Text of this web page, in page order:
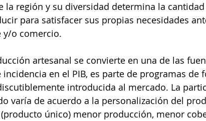
la región y su diversidad determina la
para satisfacer sus propias necesidades
y/o comercio.
artesanal se convierte en una de las
en el PIB, es parte de programas de
introducida al mercado. La
varía de acuerdo a la personalización del
único) menor producción, menor